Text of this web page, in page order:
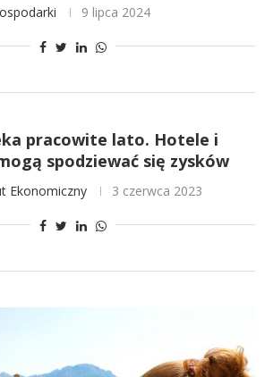
9 lipca 2024
pracowite lato. Hotele i
spodziewać się zysków
Ekonomiczny 3 czerwca 2023